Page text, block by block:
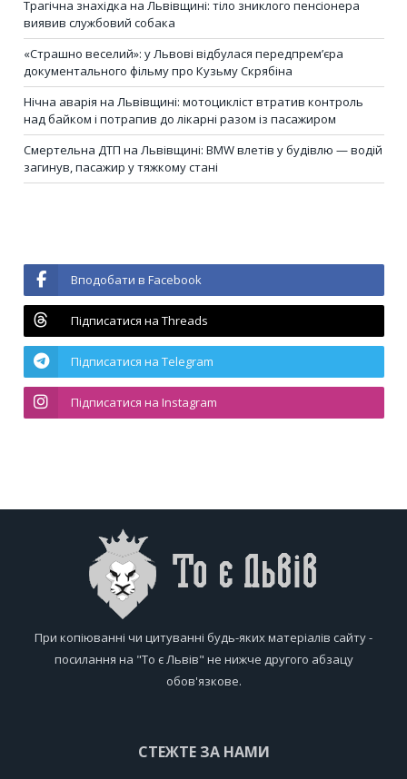
Трагічна знахідка на Львівщині: тіло зниклого пенсіонера
виявив службовий собака
«Страшно веселий»: у Львові відбулася передпрем’єра
документального фільму про Кузьму Скрябіна
Нічна аварія на Львівщині: мотоцикліст втратив контроль
над байком і потрапив до лікарні разом із пасажиром
Смертельна ДТП на Львівщині: BMW влетів у будівлю — водій
загинув, пасажир у тяжкому стані
Вподобати в Facebook
Підписатися на Threads
Підписатися на Telegram
Підписатися на Instagram
При копіюванні чи цитуванні будь-яких матеріалів сайту -
посилання на "То є Львів" не нижче другого абзацу
обов'язкове.
СТЕЖТЕ ЗА НАМИ